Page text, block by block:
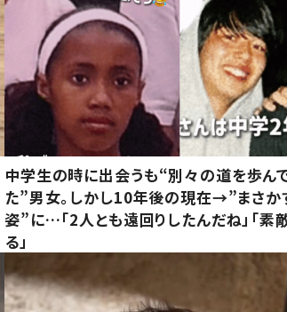
中学生の時に出会うも“別々の道を歩ん
た”男女。しかし10年後の現在→”まさか
姿”に…「2人とも遠回りしたんだね」「素
る」